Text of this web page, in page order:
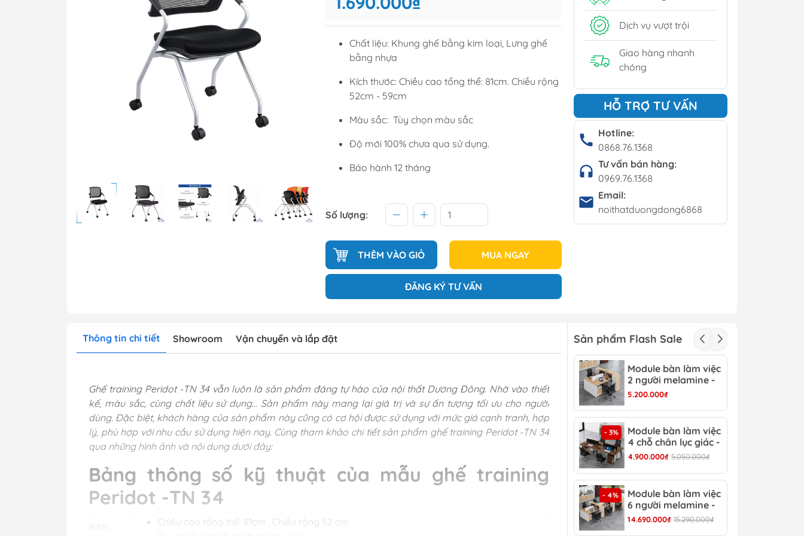
Bàn training
Ghế training
Bàn ghế học sinh
Sofa văng
Sofa góc
Sofa bộ
Bàn trà
Bộ bàn ghế cafe
Bàn cafe
Ghế cafe
Ghế bar
Chất liệu: Khung ghế bằng kim loại, Lưng ghế
bằng nhựa
Kích thước: Chiều cao tổng thể: 81cm. Chiều rộng
52cm - 59cm
Màu sắc: Tùy chọn màu sắc
Độ mới 100% chưa qua sử dụng.
Bảo hành 12 tháng
Số lượng:
THÊM VÀO GIỎ MUA NGAY
ĐĂNG KÝ TƯ VẤN
Dịch vụ vượt trội
Giao hàng nhanh
chóng
HỖ TRỢ TƯ VẤN
Hotline:
0868.76.1368
Tư vấn bán hàng:
0969.76.1368
Email:
noithatduongdong6868
Thông tin chi tiết Showroom Vận chuyển và lắp đặt
Ghế training Peridot -TN 34 vẫn luôn là sản phẩm đáng tự hào của nội thất Dương Đông. Nhờ vào thiết
kế, màu sắc, cùng chất liệu sử dụng... Sản phẩm này mang lại giá trị và sự ấn tượng tối ưu cho người
dùng. Đặc biệt, khách hàng của sản phẩm này cũng có cơ hội được sử dụng với mức giá cạnh tranh, hợp
lý, phù hợp với nhu cầu sử dụng hiện nay. Cùng tham khảo chi tiết sản phẩm ghế training Peridot -TN 34
qua những hình ảnh và nội dung dưới đây:
Bảng thông số kỹ thuật của mẫu ghế training
Peridot -TN 34
Kích
Chiều cao tổng thể: 81cm , Chiều rộng 52 cm
Sản phẩm Flash Sale
Module bàn làm việc
2 người melamine -
CB 15
5.200.000₫
- 3%
Module bàn làm việc
4 chỗ chân lục giác -
CB 17
4.900.000₫ 5.050.000₫
- 4%
Module bàn làm việc
6 người melamine -
CB 20
14.690.000₫ 15.290.000₫